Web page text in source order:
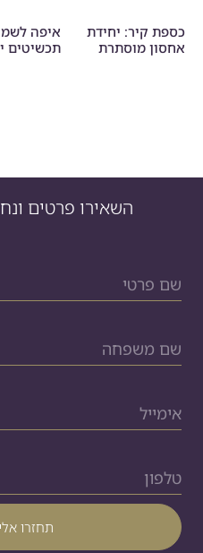
כספת קיר: יחידת
אחסון מוסתרת
איפה
תכשיטים
השאירו פרטים